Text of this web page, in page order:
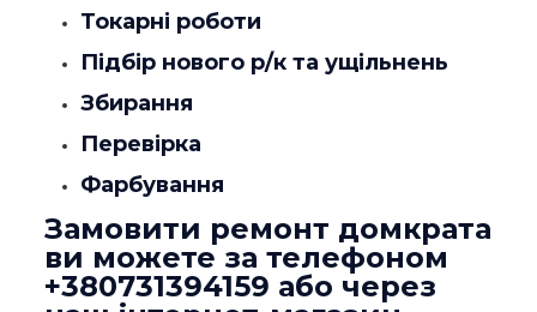
Токарні роботи
Підбір нового р/к та ущільнень
Збирання
Перевірка
Фарбування
Замовити ремонт домкрата
ви можете за телефоном
+380731394159 або через